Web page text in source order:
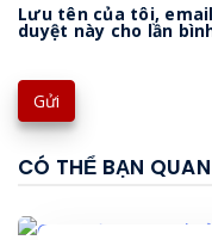
Lưu tên của tôi,
duyệt này cho lần
CÓ THỂ BẠN